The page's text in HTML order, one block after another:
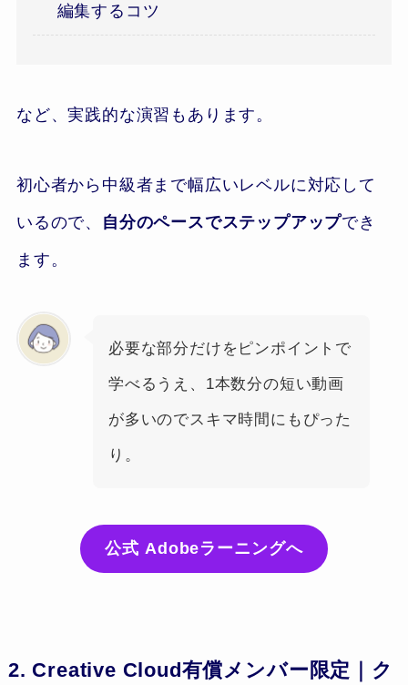
編集するコツ
など、実践的な演習もあります。
初心者から中級者まで幅広いレベルに対応して
いるので、 自分のペースでステップアップでき
ます。
必要な部分だけをピンポイントで
学べるうえ、1本数分の短い動画
が多いのでスキマ時間にもぴった
り。
公式 Adobeラーニングへ
2. Creative Cloud有償メンバー限定｜ク